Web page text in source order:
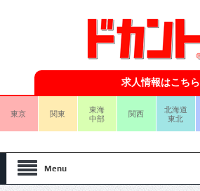
求人情報はこちら
東京 関東
東海
中部
関西
北海道
東北
Menu